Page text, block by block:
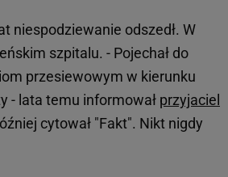
niespodziewanie odszedł. W
szpitalu. - Pojechał do
przesiewowym w kierunku
- lata temu informował przyjaciel
cytował "Fakt". Nikt nigdy